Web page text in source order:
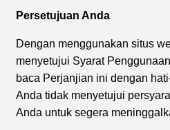
Persetujuan Anda
Dengan menggunakan situs
menyetujui Syarat
baca Perjanjian ini dengan
Anda tidak menyetujui
Anda untuk segera